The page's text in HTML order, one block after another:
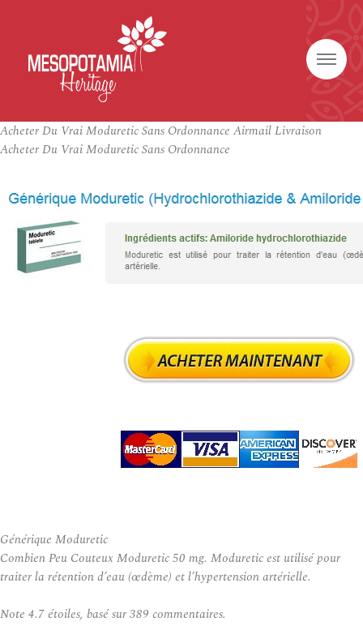
Acheter Du Vrai Moduretic Sans Ordonnance Airmail Livraison
Acheter Du Vrai Moduretic Sans Ordonnance
Générique Moduretic
Combien Peu Couteux Moduretic 50 mg. Moduretic est utilisé pour
traiter la rétention d’eau (œdème) et l’hypertension artérielle.
Note 4.7étoiles, basé sur389 commentaires.